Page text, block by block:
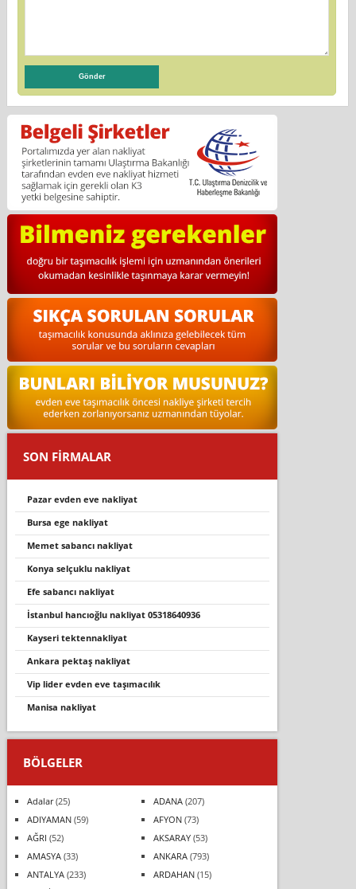
SON FİRMALAR
pazar evden eve nakli̇yat
bursa ege nakliyat
memet sabancı nakliyat
konya selçuklu nakliyat
efe sabancı nakliyat
i̇stanbul hancioğlu nakli̇yat 05318640936
kayseri tektennakliyat
ankara pektaş nakliyat
vi̇p li̇der evden eve taşimacilik
mani̇sa nakli̇yat
BÖLGELER
Adalar(25) ADANA(207)
ADIYAMAN(59) AFYON(73)
AĞRI (52) AKSARAY(53)
AMASYA(33) ANKARA(793)
ANTALYA(233) ARDAHAN(15)